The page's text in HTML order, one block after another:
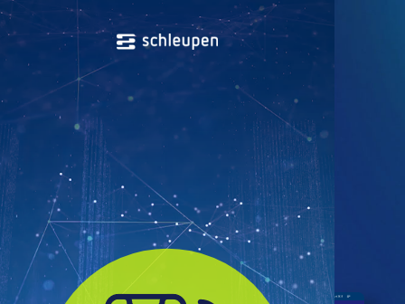
Geschäftsberichte
20232024 2025